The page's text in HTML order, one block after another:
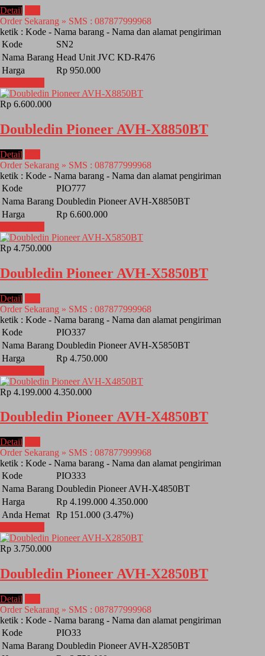
Detail
Order Sekarang » SMS : 087877999968
ketik : Kode - Nama barang - Nama dan alamat pengiriman
Kode
SN2
Nama Barang Head Unit JVC KD-R476
Harga
Rp 950.000
Rp 6.600.000
Doubledin Pioneer AVH-X8850BT
Detail
Order Sekarang » SMS : 087877999968
ketik : Kode - Nama barang - Nama dan alamat pengiriman
Kode
PIO777
Nama Barang Doubledin Pioneer AVH-X8850BT
Harga
Rp 6.600.000
Rp 4.750.000
Doubledin Pioneer AVH-X5850BT
Detail
Order Sekarang » SMS : 087877999968
ketik : Kode - Nama barang - Nama dan alamat pengiriman
Kode
PIO337
Nama Barang Doubledin Pioneer AVH-X5850BT
Harga
Rp 4.750.000
Rp 4.199.000 4.350.000
Doubledin Pioneer AVH-X4850BT
Detail
Order Sekarang » SMS : 087877999968
ketik : Kode - Nama barang - Nama dan alamat pengiriman
Kode
PIO333
Nama Barang Doubledin Pioneer AVH-X4850BT
Harga
Rp 4.199.000 4.350.000
Anda Hemat
Rp 151.000 (3.47%)
Rp 3.750.000
Doubledin Pioneer AVH-X2850BT
Detail
Order Sekarang » SMS : 087877999968
ketik : Kode - Nama barang - Nama dan alamat pengiriman
Kode
PIO33
Nama Barang Doubledin Pioneer AVH-X2850BT